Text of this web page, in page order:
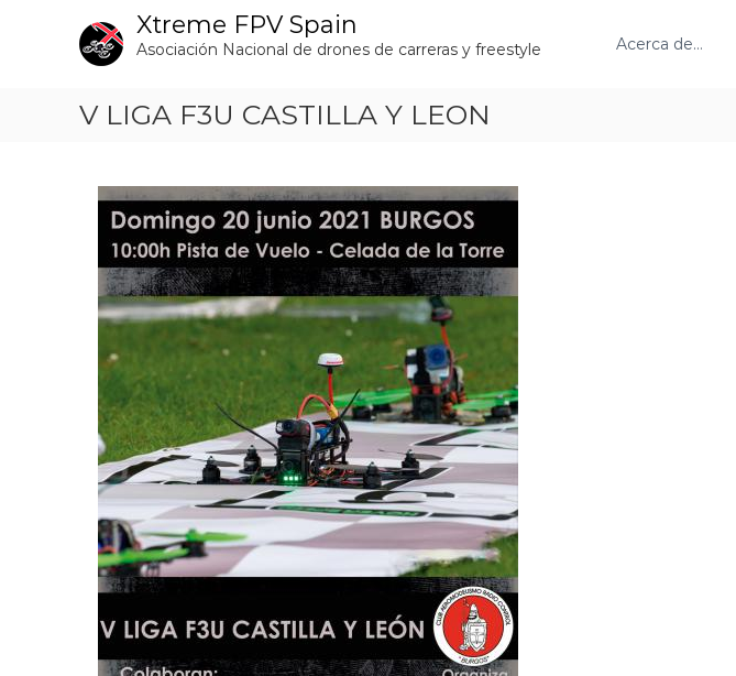
Xtreme FPV Spain
Asociación Nacional de drones de carreras y freestyle Acerca de…
V LIGA F3U CASTILLA Y LEON